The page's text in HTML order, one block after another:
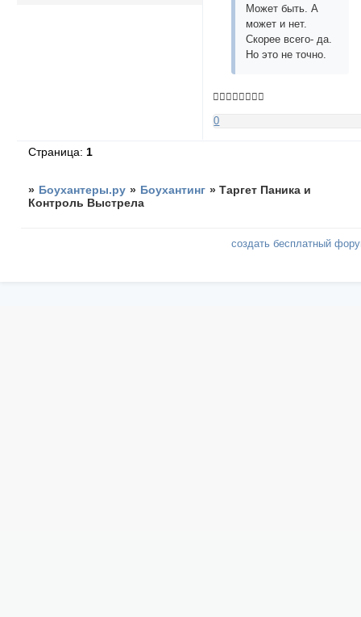
Может быть. А
может и нет.
Скорее всего- да.
Но это не точно.
👍🏻👍🏻👍🏻👍🏻
0
Страница:1
» Боухантеры.ру » Боухантинг »Таргет Паника и
Контроль Выстрела
создать бесплатный